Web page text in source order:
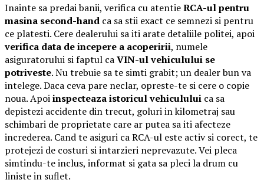
Inainte sa predai banii, verifica cu atentieRCA-ul pentru
masina second-hand ca sa stii exact ce semnezi si pentru
ce platesti. Cere dealerului sa iti arate detaliile politei, apoi
verifica data de incepere a acoperirii, numele
asiguratorului si faptul caVIN-ul vehiculului se
potriveste. Nu trebuie sa te simti grabit; un dealer bun va
intelege. Daca ceva pare neclar, opreste-te si cere o copie
noua. Apoiinspecteaza istoricul vehiculului ca sa
depistezi accidente din trecut, goluri in kilometraj sau
schimbari de proprietate care ar putea sa iti afecteze
increderea. Cand te asiguri ca RCA-ul este activ si corect, te
protejezi de costuri si intarzieri neprevazute. Vei pleca
simtindu-te inclus, informat si gata sa pleci la drum cu
liniste in suflet.